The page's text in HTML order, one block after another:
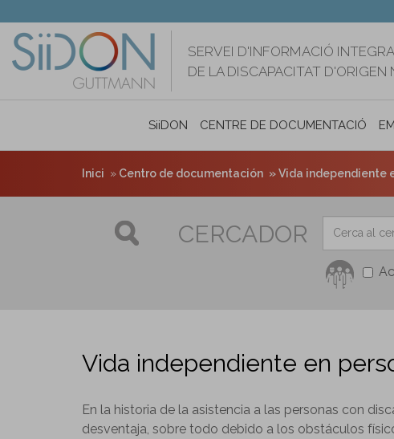
contingut
SERVEI D'INFORMACIÓ
DE LA DISCAPACITAT D'ORIGEN
SiiDON CENTRE DE DOCUMENTACIÓ
Inici Centro de documentación Vida independiente
CERCADOR
Vida independiente en
En la historia de la asistencia a las personas con
desventaja, sobre todo debido a los obstáculos